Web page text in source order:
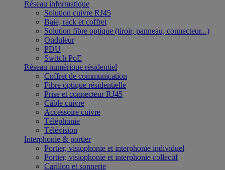
Réseau informatique
Solution cuivre RJ45
Baie, rack et coffret
Solution fibre optique (tiroir, panneau, connecteur...)
Onduleur
PDU
Switch PoE
Réseau numérique résidentiel
Coffret de communication
Fibre optique résidentielle
Prise et connecteur RJ45
Câble cuivre
Accessoire cuivre
Téléphonie
Télévision
Interphonie & portier
Portier, visiophonie et interphonie individuel
Portier, visiophonie et interphonie collectif
Carillon et sonnerie